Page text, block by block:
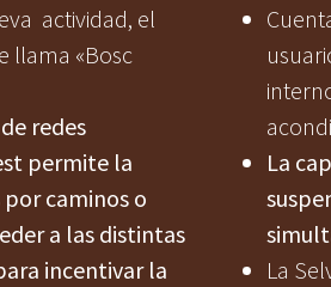
actividad, el
llama «Bosc
redes
permite la
caminos o
a las distintas
incentivar la
La
La